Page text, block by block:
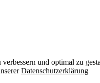
und optimal zu
Datenschutzerklärung